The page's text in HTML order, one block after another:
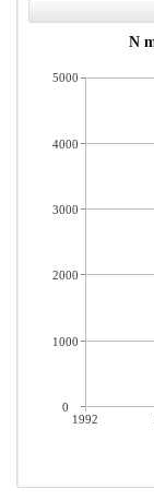
N
1992
5000
4000
3000
2000
1000
0